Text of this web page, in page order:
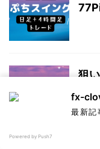
狙
し
fx-
最新
Powered by Push7